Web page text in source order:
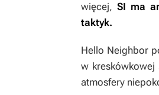
więcej, SI ma
taktyk.
Hello Neighbor
w kreskówkowej
atmosfery